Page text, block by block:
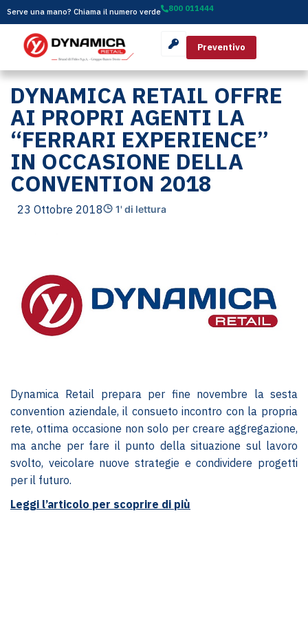
Serve una mano? Chiama il numero verde 800 011444
Preventivo
DYNAMICA RETAIL OFFRE
AI PROPRI AGENTI LA
“FERRARI EXPERIENCE”
IN OCCASIONE DELLA
CONVENTION 2018
23 Ottobre 2018 1' di lettura
Dynamica Retail prepara per fine novembre la sesta
convention aziendale, il consueto incontro con la propria
rete, ottima occasione non solo per creare aggregazione,
ma anche per fare il punto della situazione sul lavoro
svolto, veicolare nuove strategie e condividere progetti
per il futuro.
Leggi l’articolo per scoprire di più